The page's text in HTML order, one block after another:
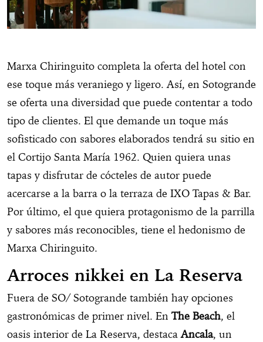
Marxa Chiringuito completa la oferta del hotel con
ese toque más veraniego y ligero. Así, en Sotogrande
se oferta una diversidad que puede contentar a todo
tipo de clientes. El que demande un toque más
sofisticado con sabores elaborados tendrá su sitio en
el Cortijo Santa María 1962. Quien quiera unas
tapas y disfrutar de cócteles de autor puede
acercarse a la barra o la terraza de IXO Tapas & Bar.
Por último, el que quiera protagonismo de la parrilla
y sabores más reconocibles, tiene el hedonismo de
Marxa Chiringuito.
Arroces nikkei en La Reserva
Fuera de SO/ Sotogrande también hay opciones
gastronómicas de primer nivel. EnThe Beach, el
oasis interior de La Reserva, destacaAncala, un